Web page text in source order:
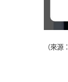
（來源：